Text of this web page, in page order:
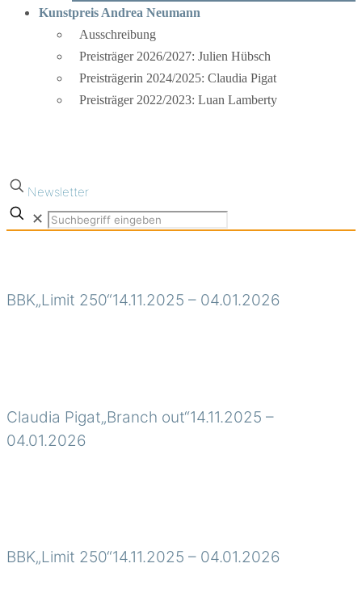
Kunstpreis Andrea Neumann
Ausschreibung
Preisträger 2026/2027: Julien Hübsch
Preisträgerin 2024/2025: Claudia Pigat
Preisträger 2022/2023: Luan Lamberty
Newsletter
✕
BBK„Limit 250“14.11.2025 – 04.01.2026
Claudia Pigat„Branch out“14.11.2025 –
04.01.2026
BBK„Limit 250“14.11.2025 – 04.01.2026